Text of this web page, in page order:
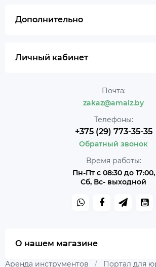
Дополнительно
Личный кабинет
Почта:
zakaz@amaiz.by
Телефоны:
+375 (29) 773-35-35
Обратный звонок
Время работы:
Пн-Пт с 08:30 до 17:00,
Сб, Вс- выходной
О нашем магазине
Аренда инструментов / Портал для